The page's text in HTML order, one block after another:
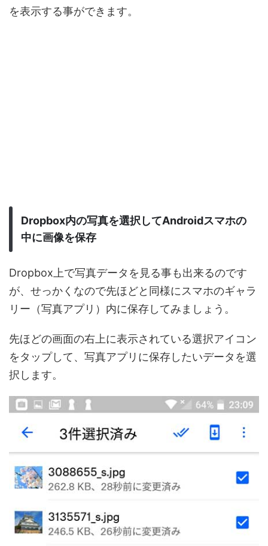
を表示する事ができます。
Dropbox内の写真を選択してAndroidスマホの
中に画像を保存
Dropbox上で写真データを見る事も出来るのです
が、せっかくなので先ほどと同様にスマホのギャラ
リー（写真アプリ）内に保存してみましょう。
先ほどの画面の右上に表示されている選択アイコン
をタップして、写真アプリに保存したいデータを選
択します。